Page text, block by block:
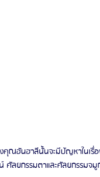
ณฮันฮาลีนั้นจะมีปัญหาในเรื่อ
ศัลยกรรมตาและศัลยกรรมจ